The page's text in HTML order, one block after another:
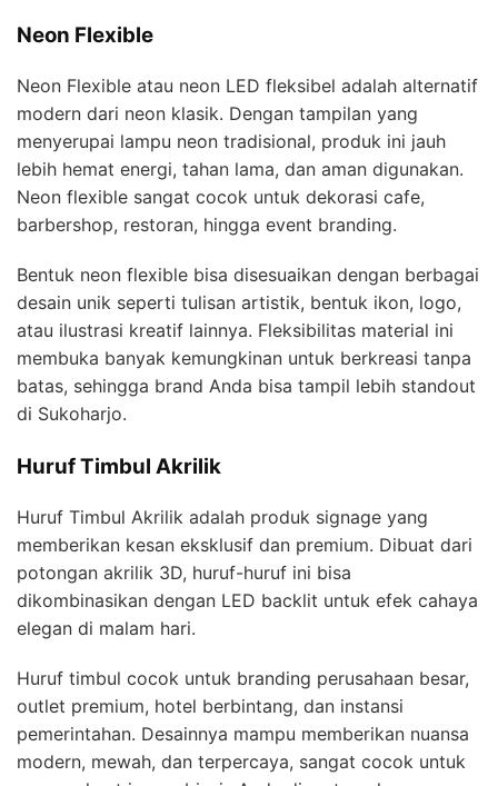
Neon Flexible
Neon Flexible atau neon LED fleksibel adalah alternatif
modern dari neon klasik. Dengan tampilan yang
menyerupai lampu neon tradisional, produk ini jauh
lebih hemat energi, tahan lama, dan aman digunakan.
Neon flexible sangat cocok untuk dekorasi cafe,
barbershop, restoran, hingga event branding.
Bentuk neon flexible bisa disesuaikan dengan berbagai
desain unik seperti tulisan artistik, bentuk ikon, logo,
atau ilustrasi kreatif lainnya. Fleksibilitas material ini
membuka banyak kemungkinan untuk berkreasi tanpa
batas, sehingga brand Anda bisa tampil lebih standout
di Sukoharjo.
Huruf Timbul Akrilik
Huruf Timbul Akrilik adalah produk signage yang
memberikan kesan eksklusif dan premium. Dibuat dari
potongan akrilik 3D, huruf-huruf ini bisa
dikombinasikan dengan LED backlit untuk efek cahaya
elegan di malam hari.
Huruf timbul cocok untuk branding perusahaan besar,
outlet premium, hotel berbintang, dan instansi
pemerintahan. Desainnya mampu memberikan nuansa
modern, mewah, dan terpercaya, sangat cocok untuk